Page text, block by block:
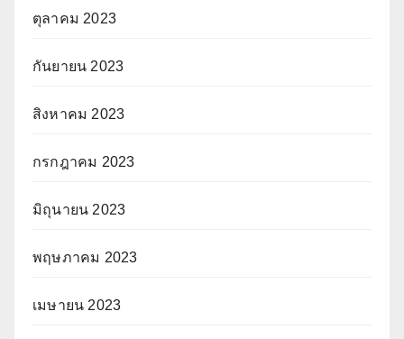
ตุลาคม 2023
กันยายน 2023
สิงหาคม 2023
กรกฎาคม 2023
มิถุนายน 2023
พฤษภาคม 2023
เมษายน 2023